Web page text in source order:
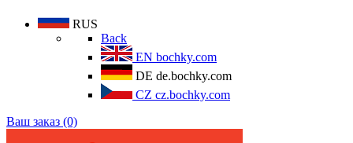
RUS
Back
EN bochky.com
DE de.bochky.com
CZ cz.bochky.com
Ваш заказ (0)